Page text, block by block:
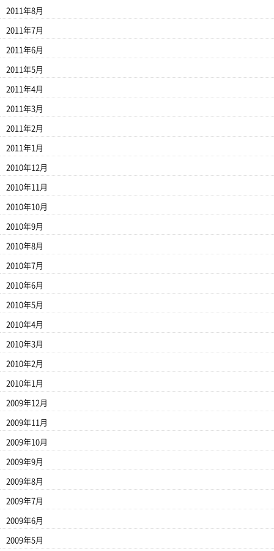
2011年8月
2011年7月
2011年6月
2011年5月
2011年4月
2011年3月
2011年2月
2011年1月
2010年12月
2010年11月
2010年10月
2010年9月
2010年8月
2010年7月
2010年6月
2010年5月
2010年4月
2010年3月
2010年2月
2010年1月
2009年12月
2009年11月
2009年10月
2009年9月
2009年8月
2009年7月
2009年6月
2009年5月